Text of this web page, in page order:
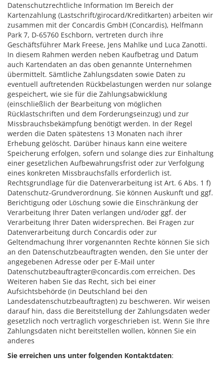
Datenschutzrechtliche Information Im Bereich der
Kartenzahlung (Lastschrift/girocard/Kreditkarten) arbeiten wir
zusammen mit der Concardis GmbH (Concardis), Helfmann
Park 7, D-65760 Eschborn, vertreten durch ihre
Geschäftsführer Mark Freese, Jens Mahlke und Luca Zanotti.
In diesem Rahmen werden neben Kaufbetrag und Datum
auch Kartendaten an das oben genannte Unternehmen
übermittelt. Sämtliche Zahlungsdaten sowie Daten zu
eventuell auftretenden Rückbelastungen werden nur solange
gespeichert, wie sie für die Zahlungsabwicklung
(einschließlich der Bearbeitung von möglichen
Rücklastschriften und dem Forderungseinzug) und zur
Missbrauchsbekämpfung benötigt werden. In der Regel
werden die Daten spätestens 13 Monaten nach ihrer
Erhebung gelöscht. Darüber hinaus kann eine weitere
Speicherung erfolgen, sofern und solange dies zur Einhaltung
einer gesetzlichen Aufbewahrungsfrist oder zur Verfolgung
eines konkreten Missbrauchsfalls erforderlich ist.
Rechtsgrundlage für die Datenverarbeitung ist Art. 6 Abs. 1 f)
Datenschutz-Grundverordnung. Sie können Auskunft und ggf.
Berichtigung oder Löschung sowie die Einschränkung der
Verarbeitung Ihrer Daten verlangen und/oder ggf. der
Verarbeitung Ihrer Daten widersprechen. Bei Fragen zur
Datenverarbeitung durch Concardis oder zur
Geltendmachung Ihrer vorgenannten Rechte können Sie sich
an den Datenschutzbeauftragten wenden, den Sie unter der
angegebenen Adresse oder per E-Mail unter
Datenschutzbeauftragter@concardis.com erreichen. Des
Weiteren haben Sie das Recht, sich bei einer
Aufsichtsbehörde (in Deutschland bei den
Landesdatenschutzbeauftragten) zu beschweren. Wir weisen
darauf hin, dass die Bereitstellung der Zahlungsdaten weder
gesetzlich noch vertraglich vorgeschrieben ist. Wenn Sie Ihre
Zahlungsdaten nicht bereitstellen wollen, können Sie ein
anderes
Sie erreichen uns unter folgenden Kontaktdaten: